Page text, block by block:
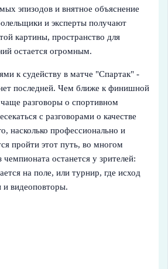
эпизодов и внятное объяснение
и эксперты получают
картины, пространство для
остается огромным.
к судейству в матче "Спартак" -
последней. Чем ближе к финишной
разговоры о спортивном
с разговорами о качестве
насколько профессионально и
пройти этот путь, во многом
чемпионата останется у зрителей:
на поле, или турнир, где исход
и видеоповторы.